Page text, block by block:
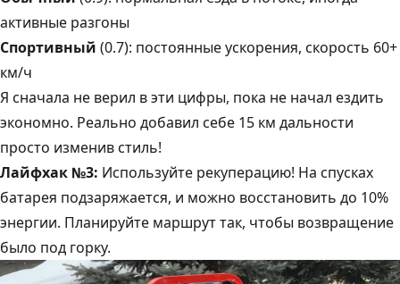
активные разгоны
Спортивный (0.7): постоянные ускорения, скорость 60+
км/ч
Я сначала не верил в эти цифры, пока не начал ездить
экономно. Реально добавил себе 15 км дальности
просто изменив стиль!
Лайфхак №3: Используйте рекуперацию! На спусках
батарея подзаряжается, и можно восстановить до 10%
энергии. Планируйте маршрут так, чтобы возвращение
было под горку.